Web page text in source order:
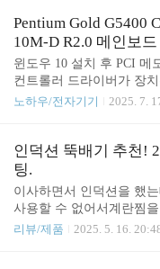
게가 215g으로제가 쓰는
일반적인 스마트폰에 거
다.크기가 큰 만큼 더 가
에 쥐었을 때 부담이 적고
이 가장 좋습니다.사전 예
512GB로 넉넉해 고화질
모니터와 연결하면삼성
터넷, PT 작성 등 노트북
Pentium Gold G5400
10M-D R2.0 메인보
치 후 장치 관리자에
리 컨트롤러와 SM 버
윈도우 10 설치 후 PCI 메
컨트롤러 드라이버가 장
문제는 꽤 흔한 현상이에
링크의 칩셋 INF 유틸리
다.https://www.intel.co.kr/
19347/chipset-inf-
인텔® 칩셋 제품의 경우
0.8623은 Windows* INF
이 필요한지 확인하려면
노하우/전자기기 2025. 7.
인덕션 뚝배기 추천!
팅.
이사하면서 인덕션을 했
사용할 수 없어서계란찜
했어요.세라믹 코팅된 알
리뷰/제품 2025. 5. 16.